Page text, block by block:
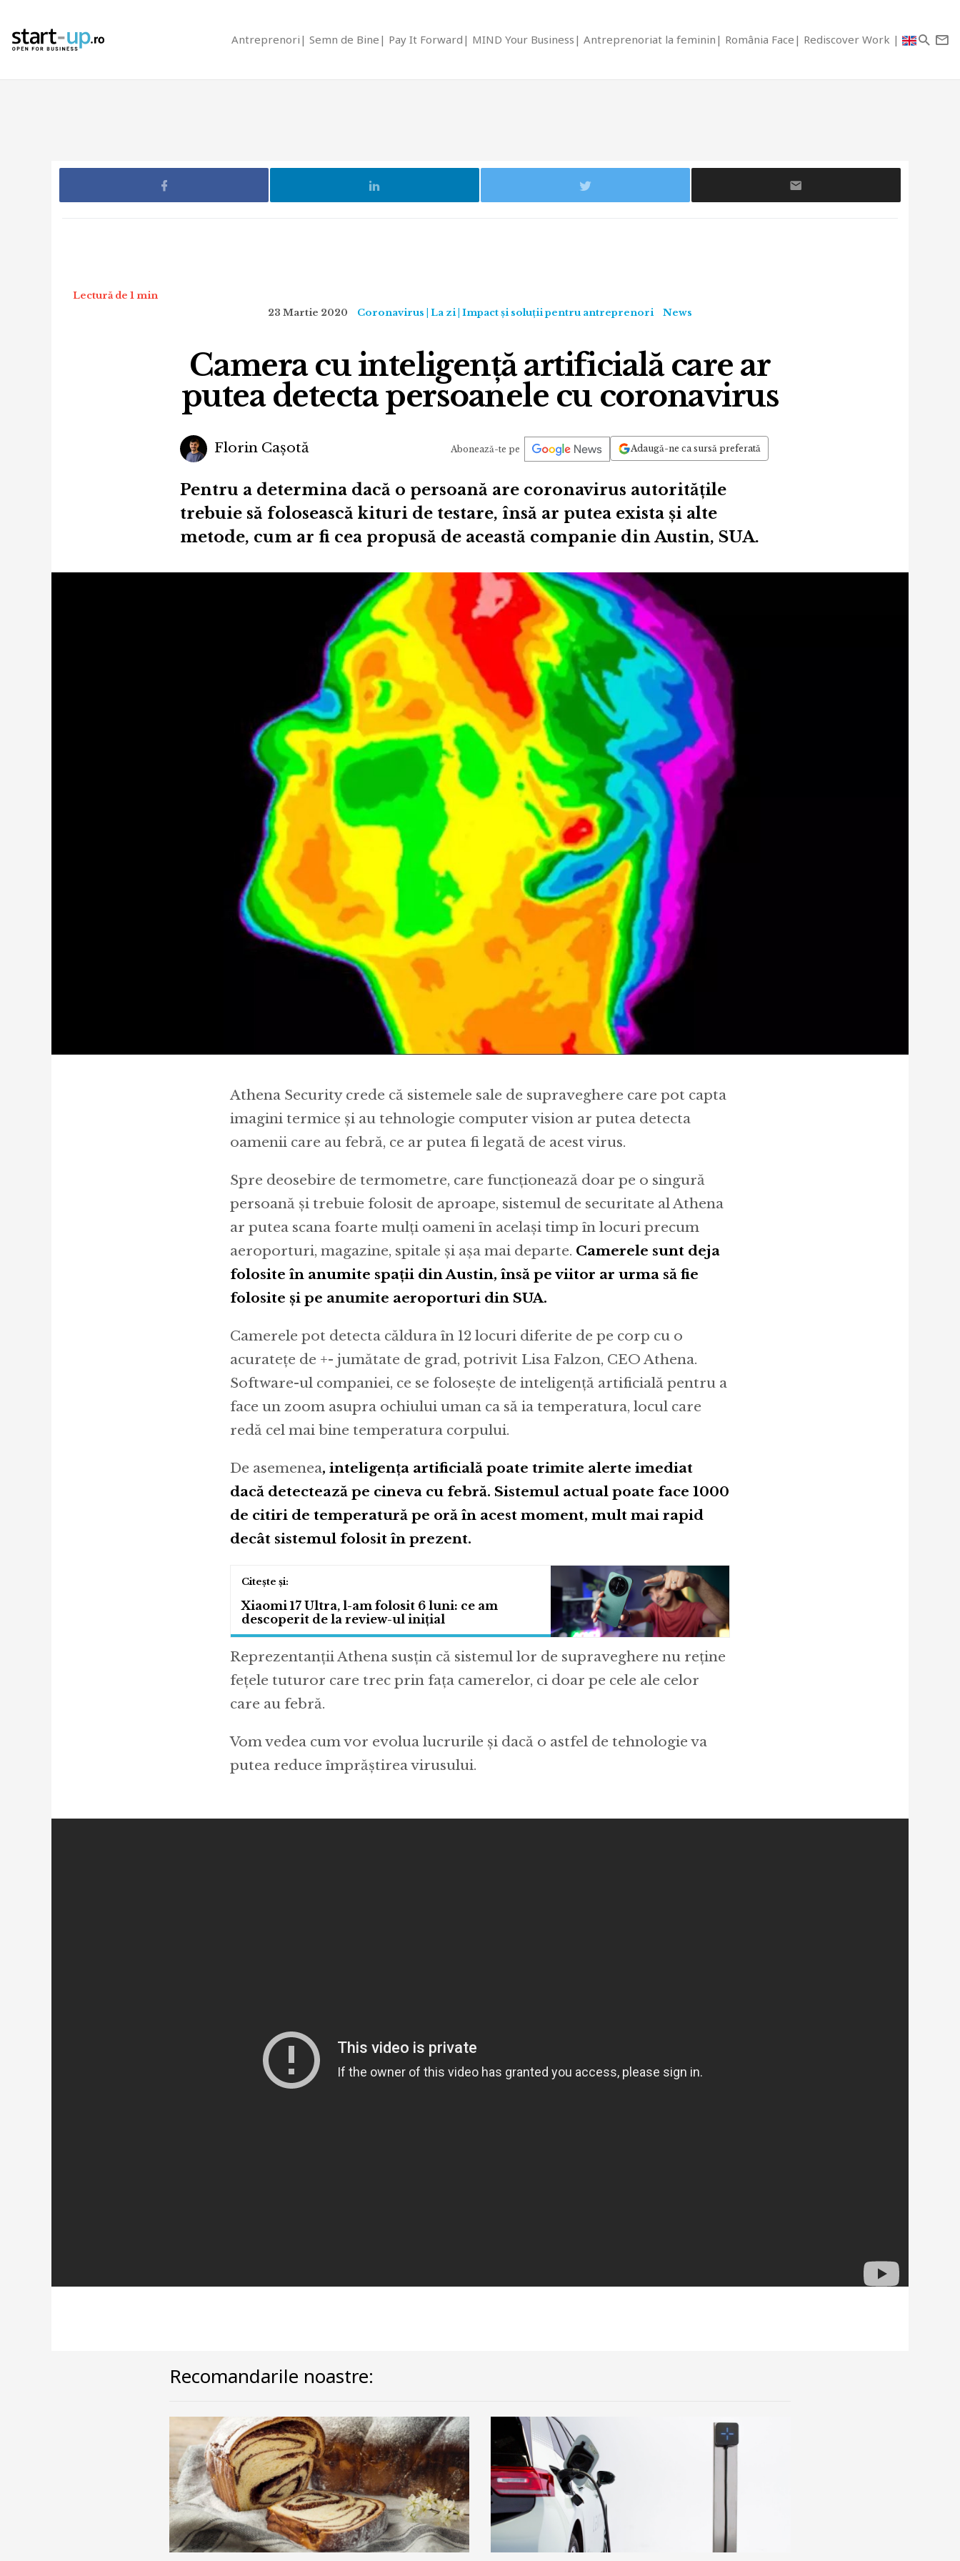
Antreprenori Semn de Bine Pay It Forward MIND Your Business Antreprenoriat la feminin România Face Rediscover Work
Lectură de 1 min
23 Martie 2020
Coronavirus | La zi | Impact și soluții pentru antreprenori News
Camera cu inteligență artificială care ar
putea detecta persoanele cu coronavirus
Florin Cașotă Abonează-te pe Adaugă-ne ca sursă preferată
Pentru a determina dacă o persoană are coronavirus autoritățile
trebuie să folosească kituri de testare, însă ar putea exista și alte
metode, cum ar fi cea propusă de această companie din Austin, SUA.
Athena Security crede că sistemele sale de supraveghere care pot capta
imagini termice și au tehnologie computer vision ar putea detecta
oamenii care au febră, ce ar putea fi legată de acest virus.
Spre deosebire de termometre, care funcționează doar pe o singură
persoană și trebuie folosit de aproape, sistemul de securitate al Athena
ar putea scana foarte mulți oameni în același timp în locuri precum
aeroporturi, magazine, spitale și așa mai departe. Camerele sunt deja
folosite în anumite spații din Austin, însă pe viitor ar urma să fie
folosite și pe anumite aeroporturi din SUA.
Camerele pot detecta căldura în 12 locuri diferite de pe corp cu o
acuratețe de +- jumătate de grad, potrivit Lisa Falzon, CEO Athena.
Software-ul companiei, ce se folosește de inteligență artificială pentru a
face un zoom asupra ochiului uman ca să ia temperatura, locul care
redă cel mai bine temperatura corpului.
De asemenea, inteligența artificială poate trimite alerte imediat
dacă detectează pe cineva cu febră. Sistemul actual poate face 1000
de citiri de temperatură pe oră în acest moment, mult mai rapid
decât sistemul folosit în prezent.
Xiaomi 17 Ultra, l-am folosit 6 luni: ce am
descoperit de la review-ul inițial
Reprezentanții Athena susțin că sistemul lor de supraveghere nu reține
fețele tuturor care trec prin fața camerelor, ci doar pe cele ale celor
care au febră.
Vom vedea cum vor evolua lucrurile și dacă o astfel de tehnologie va
putea reduce împrăștirea virusului.
Recomandarile noastre: